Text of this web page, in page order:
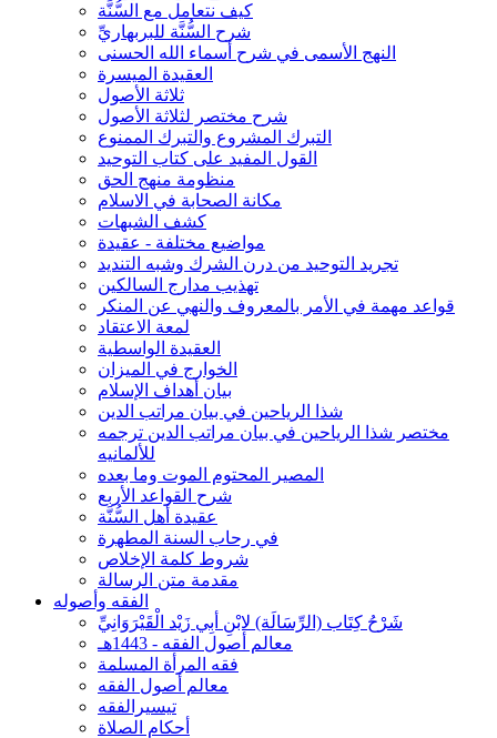
كيف نتعامل مع السُّنَّة
شرح السُّنَّة للبربهاريِّ
النهج الأسمى في شرح أسماء الله الحسنى
العقيدة الميسرة
ثلاثة الأصول
شرح مختصر لثلاثة الأصول
التبرك المشروع والتبرك الممنوع
القول المفيد على كتاب التوحيد
منظومة منهج الحق
مكانة الصحابة في الاسلام
كشف الشبهات
مواضيع مختلفة - عقيدة
تجريد التوحيد من درن الشرك وشبه التنديد
تهذيب مدارج السالكين
قواعد مهمة في الأمر بالمعروف والنهي عن المنكر
لمعة الاعتقاد
العقيدة الواسطية
الخوارج في الميزان
بيان أهداف الإسلام
شذا الرياحين في بيان مراتب الدين
مختصر شذا الرياحين في بيان مراتب الدين ترجمه
للألمانيه
المصير المحتوم الموت وما بعده
شرح القواعد الأربع
عقيدة أهل السُّنَّة
في رحاب السنة المطهرة
شروط كلمة الإخلاص
مقدمة متن الرسالة
الفقه وأصوله
شَرْحُ كِتَاب (الرِّسَالَة) لابْنِ أبِي زَيْد الْقَيْرَوَانِيِّ
معالم أصول الفقه - 1443هـ
فقه المرأة المسلمة
معالم أصول الفقه
تيسيرالفقه
أحكام الصلاة